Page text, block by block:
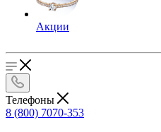
Акции
Телефоны
8 (800) 7070-353